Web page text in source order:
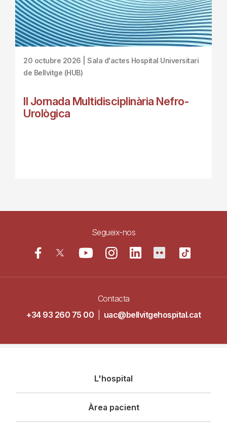
20 octubre 2026 | Sala d'actes Hospital Universitari
de Bellvitge (HUB)
II Jornada Multidisciplinària Nefro-
Urològica
Segueix-nos
Contacta
+34 93 260 75 00
uac@bellvitgehospital.cat
principal
L'hospital
Àrea pacient